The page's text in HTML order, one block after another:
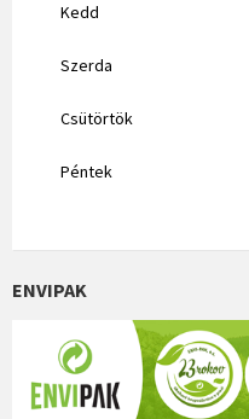
Kedd
Szerda
Csütörtök
Péntek
ENVIPAK